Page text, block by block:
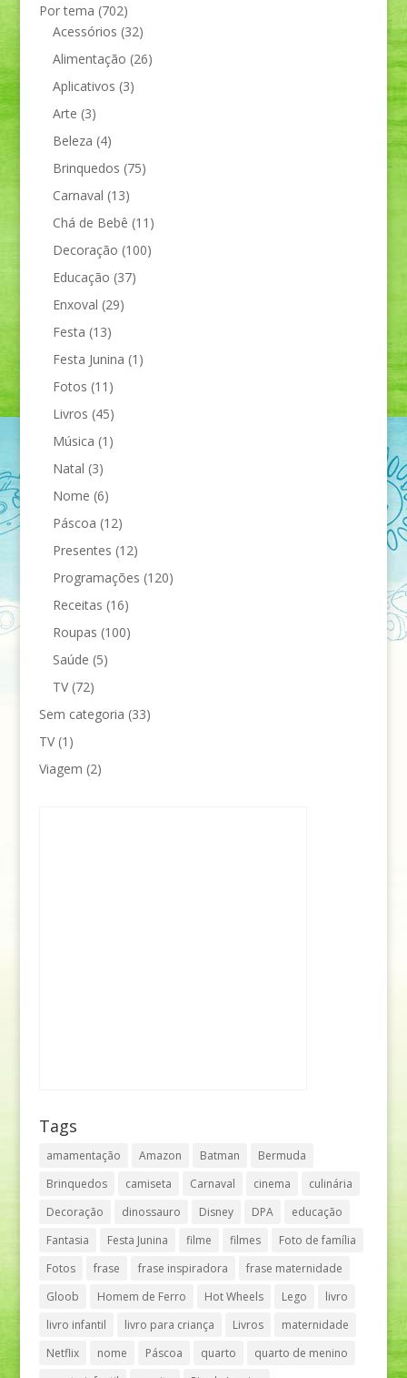
Por tema (702)
Acessórios (32)
Alimentação (26)
Aplicativos (3)
Arte (3)
Beleza (4)
Brinquedos (75)
Carnaval (13)
Chá de Bebê (11)
Decoração (100)
Educação (37)
Enxoval (29)
Festa (13)
Festa Junina (1)
Fotos (11)
Livros (45)
Música (1)
Natal (3)
Nome (6)
Páscoa (12)
Presentes (12)
Programações (120)
Receitas (16)
Roupas (100)
Saúde (5)
TV(72)
Sem categoria (33)
TV(1)
Viagem (2)
Tags
amamentação Amazon Batman
Bermuda
Brinquedos
camiseta Carnaval cinema
culinária
Decoração
dinossauro Disney DPA
educação
Fantasia
Festa Junina filme filmes
Foto de família
Fotos
frase frase inspiradora
frase maternidade
Gloob
Homem de Ferro Hot Wheels Lego
livro
livro infantil
livro para criança Livros
maternidade
Netflix
nome Páscoa quarto
quarto de menino